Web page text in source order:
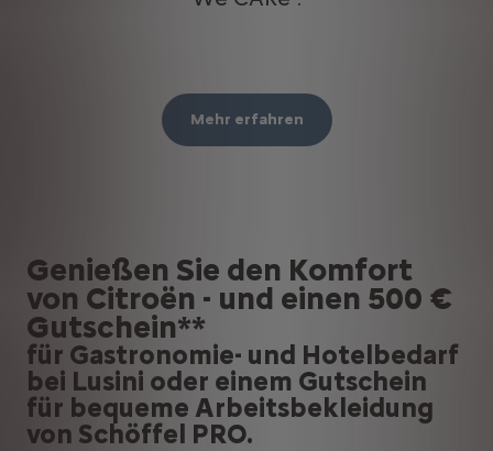
Mehr erfahren
Genießen Sie den Komfort
von Citroën - und einen 500 €
Gutschein**
für Gastronomie- und Hotelbedarf
bei Lusini oder einem Gutschein
für bequeme Arbeitsbekleidung
von Schöffel PRO.